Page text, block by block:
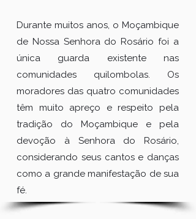
Durante muitos anos, o Moçambique
de Nossa Senhora do Rosário foi a
única guarda existente nas
comunidades quilombolas. Os
moradores das quatro comunidades
têm muito apreço e respeito pela
tradição do Moçambique e pela
devoção à Senhora do Rosário,
considerando seus cantos e danças
como a grande manifestação de sua
fé.